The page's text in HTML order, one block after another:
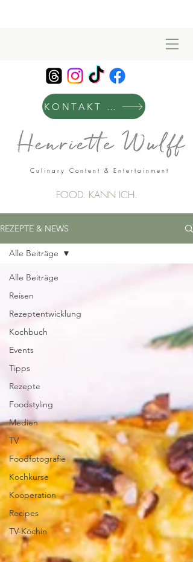
KONTAKT & MANAGEMENT
Culinary Content & Entertainment
FOOD. KANN ICH.
REZEPTE & NEWS
Alle Beiträge
Reisen
Rezeptentwicklung
Kochbuch
Events
Tipps
Rezepte
Foodstyling
Medien
TV
Foodfotografie
Kochkurse
Kooperation
Recipes
TV-Köchin
Alle Beiträge